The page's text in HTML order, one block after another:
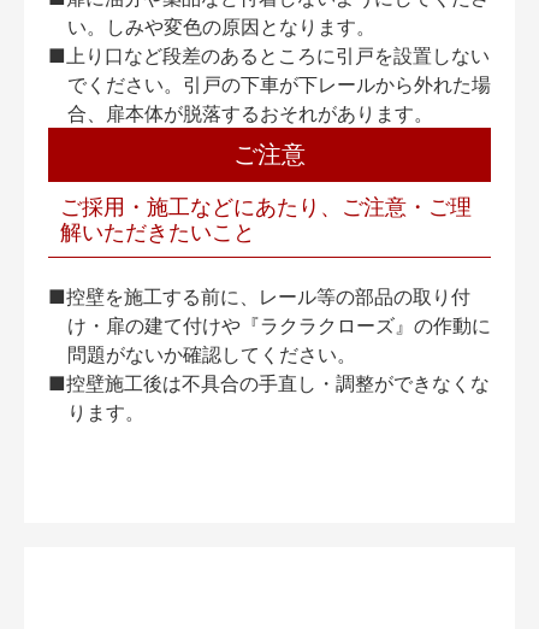
い。しみや変色の原因となります。
■上り口など段差のあるところに引戸を設置しない
でください。引戸の下車が下レールから外れた場
合、扉本体が脱落するおそれがあります。
ご注意
ご採用・施工などにあたり、ご注意・ご理
解いただきたいこと
■控壁を施工する前に、レール等の部品の取り付
け・扉の建て付けや『ラクラクローズ』の作動に
問題がないか確認してください。
■控壁施工後は不具合の手直し・調整ができなくな
ります。